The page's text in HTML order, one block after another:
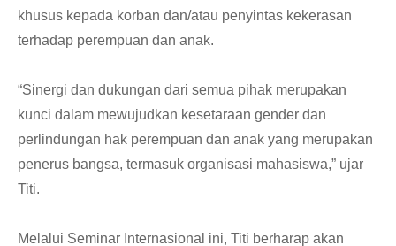
khusus kepada korban dan/atau penyintas kekerasan
terhadap perempuan dan anak.
“Sinergi dan dukungan dari semua pihak merupakan
kunci dalam mewujudkan kesetaraan gender dan
perlindungan hak perempuan dan anak yang merupakan
penerus bangsa, termasuk organisasi mahasiswa,” ujar
Titi.
Melalui Seminar Internasional ini, Titi berharap akan